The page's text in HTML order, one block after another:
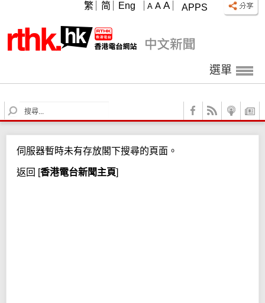
APPS
A A A
繁 简 Eng
選單
S
e
c
h
伺服器暫時未有存放閣下搜尋的頁面。
返回 [香港電台新聞主頁]